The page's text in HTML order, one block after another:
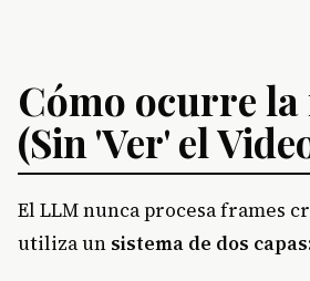
Cómo ocurre
(Sin 'Ver' el
El LLM nunca procesa frames
utiliza un sistema de dos capas